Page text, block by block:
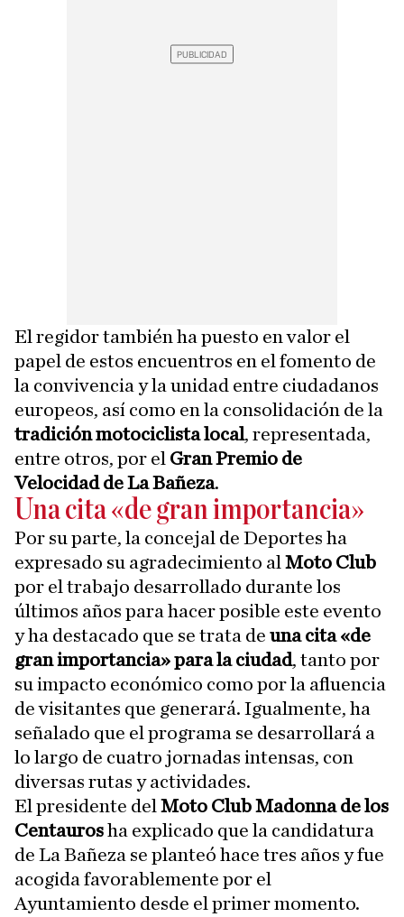
El regidor también ha puesto en valor el
papel de estos encuentros en el fomento de
la convivencia y la unidad entre ciudadanos
europeos, así como en la consolidación de la
tradición motociclista local, representada,
entre otros, por el Gran Premio de
Velocidad de La Bañeza.
Una cita «de gran importancia»
Por su parte, la concejal de Deportes ha
expresado su agradecimiento al Moto Club
por el trabajo desarrollado durante los
últimos años para hacer posible este evento
y ha destacado que se trata de una cita «de
gran importancia» para la ciudad, tanto por
su impacto económico como por la afluencia
de visitantes que generará. Igualmente, ha
señalado que el programa se desarrollará a
lo largo de cuatro jornadas intensas, con
diversas rutas y actividades.
El presidente del Moto Club Madonna de los
Centaurosha explicado que la candidatura
de La Bañeza se planteó hace tres años y fue
acogida favorablemente por el
Ayuntamiento desde el primer momento.